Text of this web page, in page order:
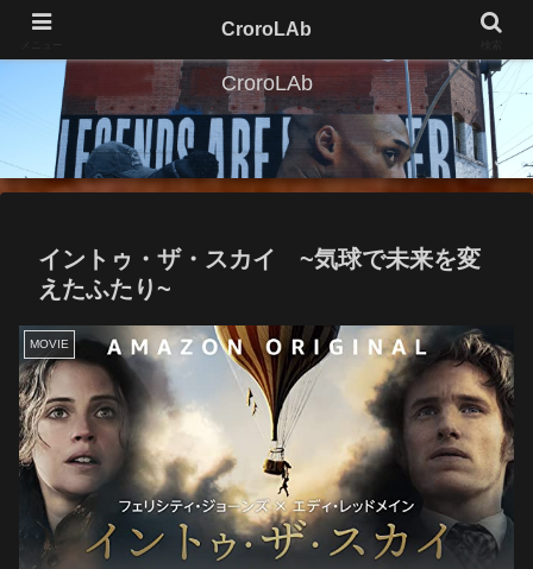
CroroLAb
イントゥ・ザ・スカイ ~気球で未来を変
えたふたり~
MOVIE
CroroLAb